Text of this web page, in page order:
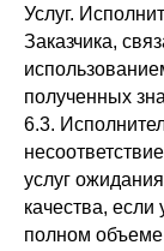
Услуг.
Заказчика,
полученных
6.3.
услуг
качества, если
полном объеме
ИП Фостенко Глеб
ОГРНИП:
Согласие